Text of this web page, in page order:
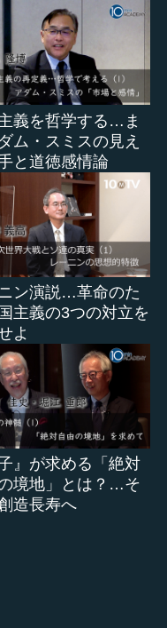
義を哲学する…ま
ム・スミスの見え
と道徳感情論
ン演説…革命のた
主義の3つの対立を
よ
子』が求める「絶対
境地」とは？…そ
造長寿へ